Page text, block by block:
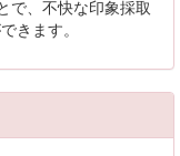
で、不快な印象採取
きます。